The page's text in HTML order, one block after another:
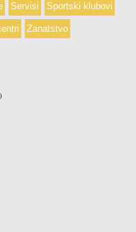
Servisi Sportski klubovi
Zanatstvo